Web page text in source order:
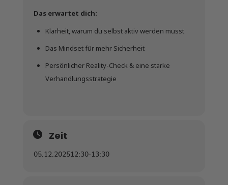
Das erwartet dich:
Klarheit, warum du selbst aktiv werden musst
Das Mindset für mehr Sicherheit
Persönlicher Reality-Check & eine starke
Verhandlungsstrategie
Zeit
05.12.202512:30-13:30